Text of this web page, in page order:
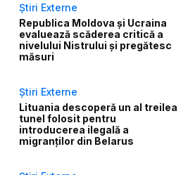
Știri Externe
Republica Moldova și Ucraina
evaluează scăderea critică a
nivelului Nistrului și pregătesc
măsuri
Știri Externe
Lituania descoperă un al treilea
tunel folosit pentru
introducerea ilegală a
migranților din Belarus